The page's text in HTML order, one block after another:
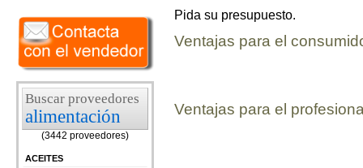
Buscar proveedores
alimentación
(3442 proveedores)
ACEITES
Pida su presupuesto.
Ventajas para el
Ventajas para el